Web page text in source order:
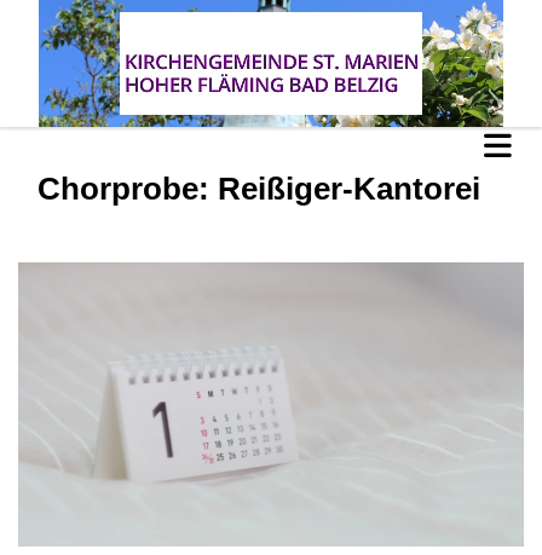
Chorprobe: Reißiger-Kantorei